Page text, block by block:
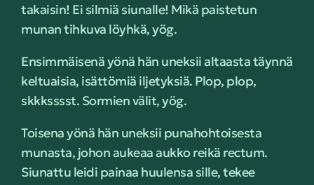
takaisin! Ei silmiä siunalle! Mikä paistetun
munan tihkuva löyhkä, yög.
Ensimmäisenä yönä hän uneksii altaasta täynnä
keltuaisia, isättömiä iljetyksiä. Plop, plop,
skkksssst. Sormien välit, yög.
Toisena yönä hän uneksii punahohtoisesta
munasta, johon aukeaa aukko reikä rectum.
Siunattu leidi painaa huulensa sille, tekee